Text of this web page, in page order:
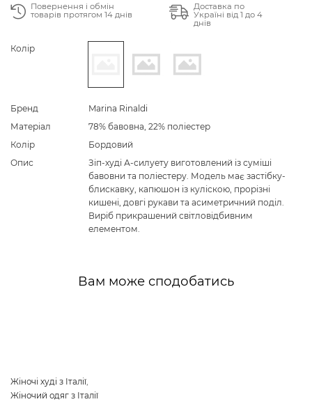
Повернення і обмін
товарів протягом 14 днів
Доставка по
Україні від 1 до 4
днів
Колір
Бренд
Marina Rinaldi
Матеріал
78% бавовна, 22% поліестер
Колір
Бордовий
Опис
Зіп-худі А-силуету виготовлений із суміші
бавовни та поліестеру. Модель має застібку-
блискавку, капюшон із куліскою, прорізні
кишені, довгі рукави та асиметричний поділ.
Виріб прикрашений світловідбивним
елементом.
Вам може сподобатись
Жіночі худі з Італії,
Жіночий одяг з Італії